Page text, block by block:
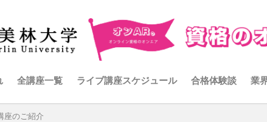
全講座一覧 ライブ講座スケジュール 合格体験談 業
座のご紹介